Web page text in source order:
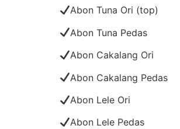
Abon Tuna Ori (top)
Abon Tuna Pedas
Abon Cakalang Ori
Abon Cakalang Pedas
Abon Lele Ori
Abon Lele Pedas